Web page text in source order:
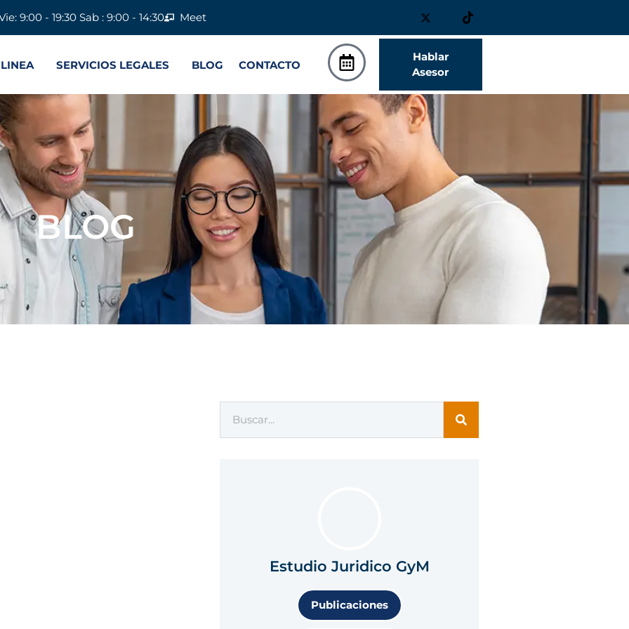
9:00 - 19:30 Sab : 9:00 - 14:30 Meet
SERVICIOS LEGALES BLOG CONTACTO
Hablar
Asesor
BLOG
Estudio Juridico GyM
Publicaciones